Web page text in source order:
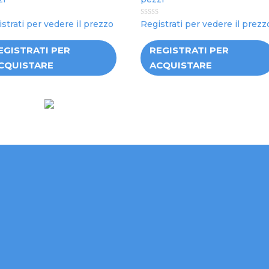
per vedere il prezzo
PER
0
out
Registrati per vedere il
REGISTRATI PER
ACQUISTARE